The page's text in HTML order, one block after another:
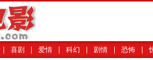
喜剧 爱情 科幻 剧情 恐怖